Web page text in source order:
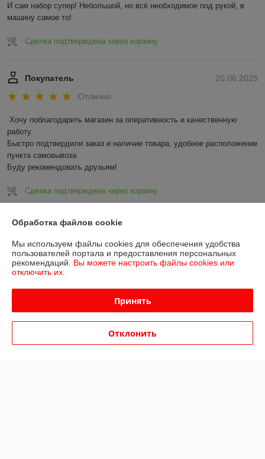
И сам набор супер! Небольшой, но всё необходимое под рукой, в
машину самое то!
Сделка подтверждена через корзину
20.06.2025
Покупатель
Отлично
Хочу поблагодарить магазин за оперативность и качественную
работу.
Быстро подтвердили заказ и наличие товара, удобное расположение
пункта самовывоза
Буду рекомендовать друзьям!
Сделка подтверждена через корзину
Показать все отзывы
О нас
Контакты
Доставка и оплата
График работы
Обработка файлов cookie
Мы используем файлы cookies для обеспечения удобства
пользователей портала и предоставления персональных
рекомендаций. Вы можете настроить файлы cookies или
отключить их.
Принять
Отклонить